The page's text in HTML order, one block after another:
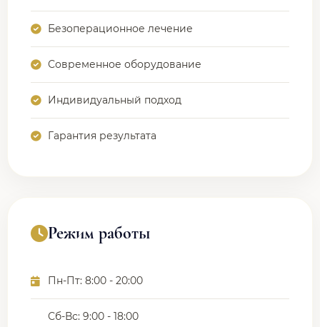
Безоперационное лечение
Современное оборудование
Индивидуальный подход
Гарантия результата
Режим работы
Пн-Пт: 8:00 - 20:00
Сб-Вс: 9:00 - 18:00